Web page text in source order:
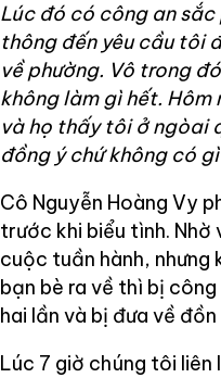
Lúc đó có công an
thông đến yêu cầu tôi
về phường. Vô trong
không làm gì hết. Hôm
và họ thấy tôi ở ngòai
đồng ý chứ không có
Cô Nguyễn Hoàng Vy
trước khi biểu tình.
cuộc tuần hành, nhưng
bạn bè ra về thì bị
hai lần và bị đưa về
Lúc 7 giờ chúng tôi